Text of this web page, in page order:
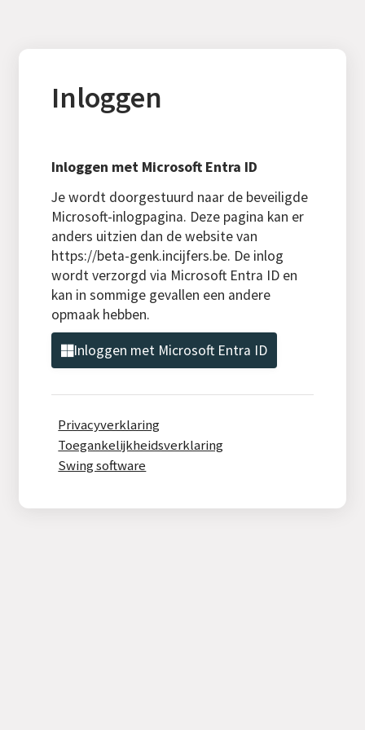
Inloggen
Inloggen met Microsoft Entra ID
Je wordt doorgestuurd naar de beveiligde
Microsoft-inlogpagina. Deze pagina kan er
anders uitzien dan de website van
https://beta-genk.incijfers.be. De inlog
wordt verzorgd via Microsoft Entra ID en
kan in sommige gevallen een andere
opmaak hebben.
Inloggen met Microsoft Entra ID
Privacyverklaring
Toegankelijkheidsverklaring
Swing software